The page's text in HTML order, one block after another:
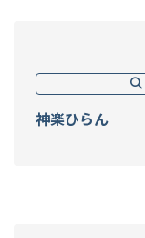
神楽ひらん